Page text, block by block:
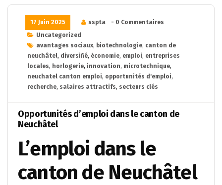
17 Juin 2025 sspta
- 0 Commentaires
Uncategorized
avantages sociaux, biotechnologie, canton de
neuchâtel, diversifié, économie, emploi, entreprises
locales, horlogerie, innovation, microtechnique,
neuchatel canton emploi, opportunités d'emploi,
recherche, salaires attractifs, secteurs clés
Opportunités d’emploi dans le canton de
Neuchâtel
L’emploi dans le
canton de Neuchâtel